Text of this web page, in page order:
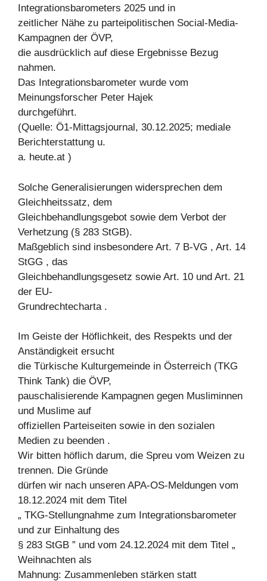
Integrationsbarometers 2025 und in
zeitlicher Nähe zu parteipolitischen Social-Media-
Kampagnen der ÖVP,
die ausdrücklich auf diese Ergebnisse Bezug
nahmen.
Das Integrationsbarometer wurde vom
Meinungsforscher Peter Hajek
durchgeführt.
(Quelle: Ö1-Mittagsjournal, 30.12.2025; mediale
Berichterstattung u.
a. heute.at )
Solche Generalisierungen widersprechen dem
Gleichheitssatz, dem
Gleichbehandlungsgebot sowie dem Verbot der
Verhetzung (§ 283 StGB).
Maßgeblich sind insbesondere Art. 7 B-VG , Art. 14
StGG , das
Gleichbehandlungsgesetz sowie Art. 10 und Art. 21
der EU-
Grundrechtecharta .
Im Geiste der Höflichkeit, des Respekts und der
Anständigkeit ersucht
die Türkische Kulturgemeinde in Österreich (TKG
Think Tank) die ÖVP,
pauschalisierende Kampagnen gegen Musliminnen
und Muslime auf
offiziellen Parteiseiten sowie in den sozialen
Medien zu beenden .
Wir bitten höflich darum, die Spreu vom Weizen zu
trennen. Die Gründe
dürfen wir nach unseren APA-OS-Meldungen vom
18.12.2024 mit dem Titel
„ TKG-Stellungnahme zum Integrationsbarometer
und zur Einhaltung des
§ 283 StGB ” und vom 24.12.2024 mit dem Titel „
Weihnachten als
Mahnung: Zusammenleben stärken statt